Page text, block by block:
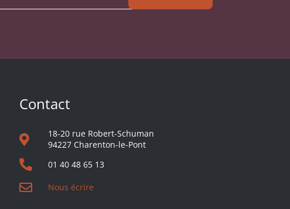
Contact
18-20 rue Robert-Schuman
94227 Charenton-le-Pont
01 40 48 65 13
Nous écrire